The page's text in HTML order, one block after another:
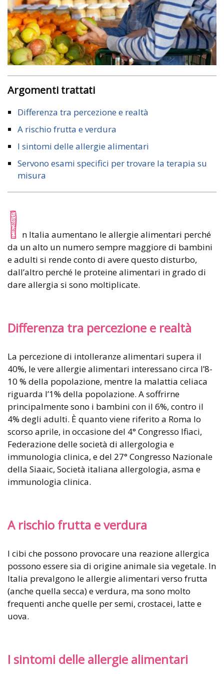
Argomenti trattati
Differenza tra percezione e realtà
A rischio frutta e verdura
I sintomi delle allergie alimentari
Servono esami specifici per trovare la terapia su
misura
I n Italia aumentano le allergie alimentari perché
da un alto un numero sempre maggiore di bambini
e adulti si rende conto di avere questo disturbo,
dall’altro perché le proteine alimentari in grado di
dare allergia si sono moltiplicate.
Differenza tra percezione e realtà
La percezione di intolleranze alimentari supera il
40%, le vere allergie alimentari interessano circa l’8-
10 % della popolazione, mentre la malattia celiaca
riguarda l’1% della popolazione. A soffrirne
principalmente sono i bambini con il 6%, contro il
4% degli adulti. È quanto viene riferito a Roma lo
scorso aprile, in occasione del 4° Congresso Ifiaci,
Federazione delle società di allergologia e
immunologia clinica, e del 27° Congresso Nazionale
della Siaaic, Società italiana allergologia, asma e
immunologia clinica.
A rischio frutta e verdura
I cibi che possono provocare una reazione allergica
possono essere sia di origine animale sia vegetale. In
Italia prevalgono le allergie alimentari verso frutta
(anche quella secca) e verdura, ma sono molto
frequenti anche quelle per semi, crostacei, latte e
uova.
I sintomi delle allergie alimentari